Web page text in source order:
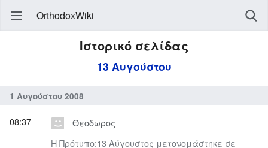
OrthodoxWiki
Ιστορικό σελίδας
13 Αυγούστου
1 Αυγούστου 2008
Θεοδωρος
Η Πρότυπο:13 Αύγουστος μετονομάστηκε σε
08:37